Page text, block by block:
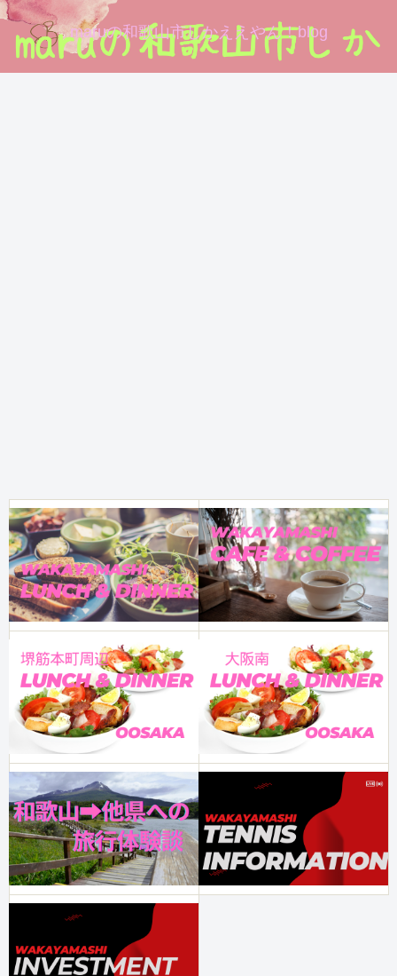
maruの和歌山市しかええやん！blog